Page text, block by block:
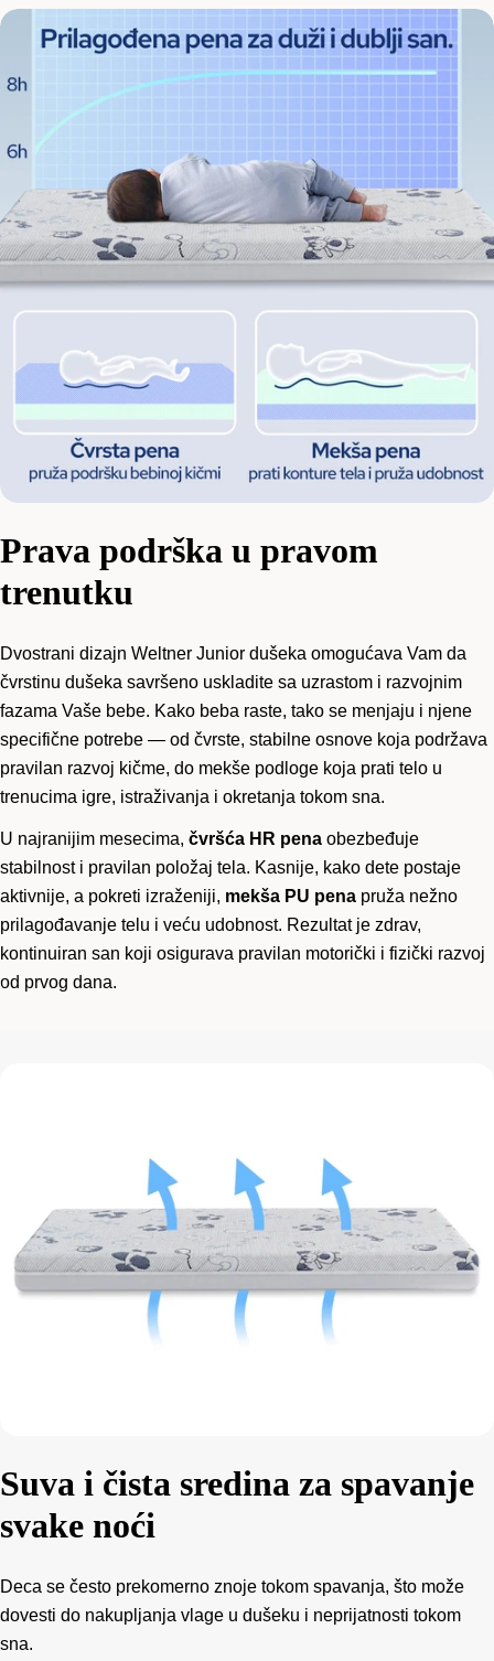
Prava podrška u pravom
trenutku
Dvostrani dizajn Weltner Junior dušeka omogućava Vam da
čvrstinu dušeka savršeno uskladite sa uzrastom i razvojnim
fazama Vaše bebe. Kako beba raste, tako se menjaju i njene
specifične potrebe — od čvrste, stabilne osnove koja podržava
pravilan razvoj kičme, do mekše podloge koja prati telo u
trenucima igre, istraživanja i okretanja tokom sna.
U najranijim mesecima, čvršća HR pena obezbeđuje
stabilnost i pravilan položaj tela. Kasnije, kako dete postaje
aktivnije, a pokreti izraženiji, mekša PU pena pruža nežno
prilagođavanje telu i veću udobnost. Rezultat je zdrav,
kontinuiran san koji osigurava pravilan motorički i fizički razvoj
od prvog dana.
Suva i čista sredina za spavanje
svake noći
Deca se često prekomerno znoje tokom spavanja, što može
dovesti do nakupljanja vlage u dušeku i neprijatnosti tokom
sna.